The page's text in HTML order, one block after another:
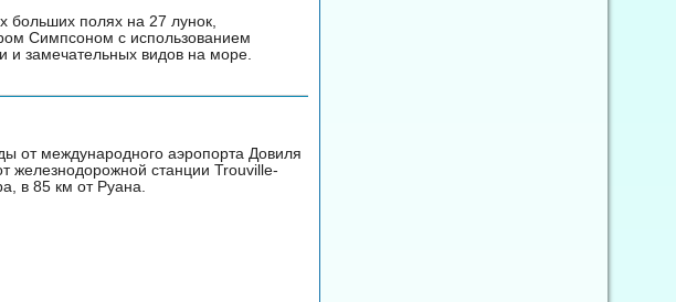
больших полях на 27 лунок,
Симпсоном с использованием
и замечательных видов на море.
от международного аэропорта Довиля
железнодорожной станции Trouville-
в 85 км от Руана.